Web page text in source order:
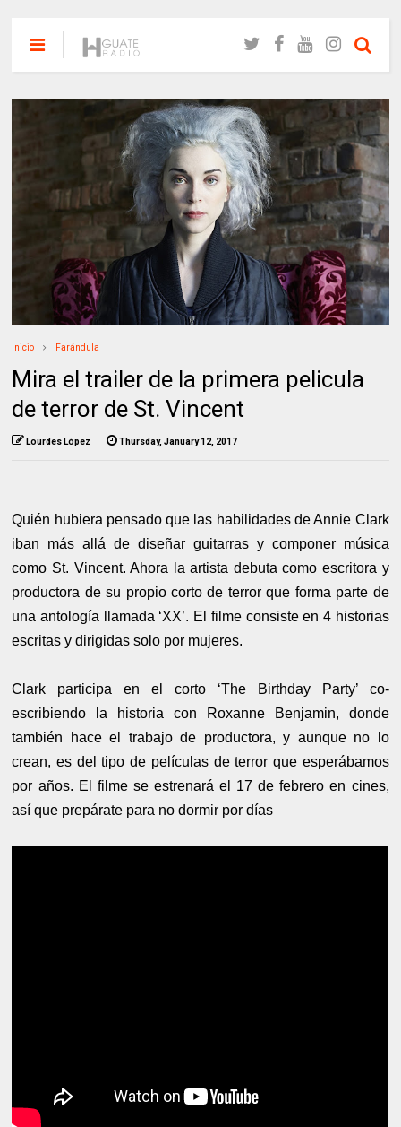
Inicio Farándula
Mira el trailer de la primera pelicula
de terror de St. Vincent
Lourdes López Thursday, January 12, 2017
Quién hubiera pensado que las habilidades de Annie Clark
iban más allá de diseñar guitarras y componer música
como St. Vincent. Ahora la artista debuta como escritora y
productora de su propio corto de terror que forma parte de
una antología llamada ‘XX’. El filme consiste en 4 historias
escritas y dirigidas solo por mujeres.
Clark participa en el corto ‘The Birthday Party’ co-
escribiendo la historia con Roxanne Benjamin, donde
también hace el trabajo de productora, y aunque no lo
crean, es del tipo de películas de terror que esperábamos
por años. El filme se estrenará el 17 de febrero en cines,
así que prepárate para no dormir por días